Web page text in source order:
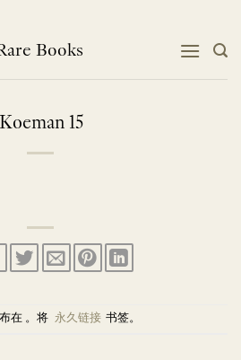
Books
Koeman 15
在 。将 永久链接 书签。